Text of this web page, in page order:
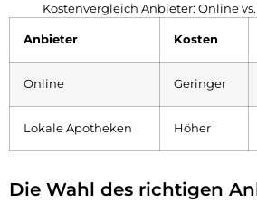
Kostenvergleich Anbieter: Online
Anbieter Kosten
Online Geringer
Lokale Apotheken Höher
Die Wahl des richtigen